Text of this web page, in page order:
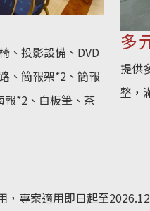
、投影設備、DVD
、簡報架*2、簡報
*2、白板筆、茶
多
提供
整，
，專案適用即日起至